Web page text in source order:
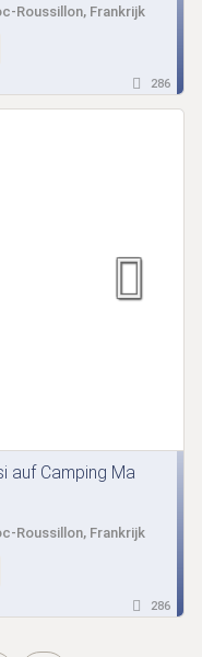
Roussillon, Frankrijk
286
auf Camping Ma
Roussillon, Frankrijk
286